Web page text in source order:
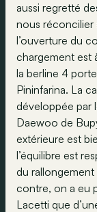
aussi regretté
nous réconcilier
l’ouverture du
chargement est
la berline 4
Pininfarina. La
développée par
Daewoo de
extérieure est
l’équilibre est
du rallongement
contre, on a eu
Lacetti que